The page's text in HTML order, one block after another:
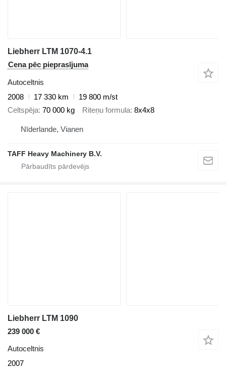
Liebherr LTM 1070-4.1
Cena pēc pieprasījuma
Autoceltnis
2008
17 330 km
19 800 m/st
Celtspēja 70 000 kg Riteņu formula 8x4x8
Nīderlande, Vianen
TAFF Heavy Machinery B.V.
Liebherr LTM 1090
239 000 €
Autoceltnis
2007